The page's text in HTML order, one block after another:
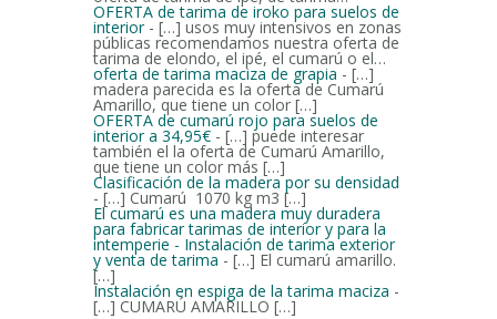
OFERTA de tarima de iroko para suelos de
interior- […] usos muy intensivos en zonas
públicas recomendamos nuestra oferta de
tarima de elondo, el ipé, el cumarú o el…
oferta de tarima maciza de grapia - […]
madera parecida es la oferta de Cumarú
Amarillo, que tiene un color […]
OFERTA de cumarú rojo para suelos de
interior a 34,95€ - […] puede interesar
también el la oferta de Cumarú Amarillo,
que tiene un color más […]
Clasificación de la madera por su densidad
- […] Cumarú 1070 kg m3 […]
El cumarú es una madera muy duradera
para fabricar tarimas de interior y para la
intemperie - Instalación de tarima exterior
y venta de tarima - […] El cumarú amarillo.
[…]
Instalación en espiga de la tarima maciza -
[…] CUMARÚ AMARILLO […]